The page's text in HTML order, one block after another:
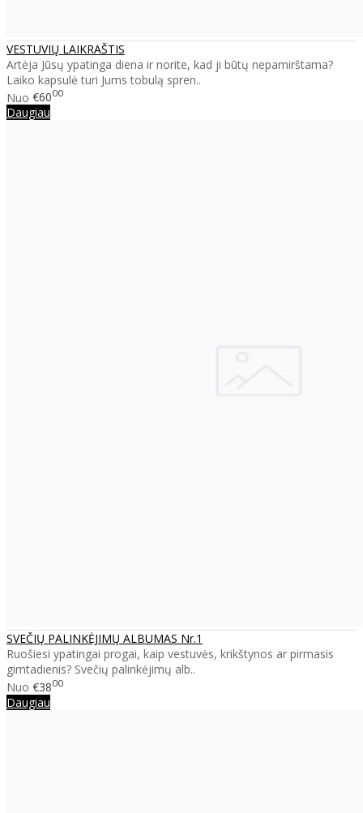
VESTUVIŲ LAIKRAŠTIS
Artėja Jūsų ypatinga diena ir norite, kad ji būtų nepamirštama?
Laiko kapsulė turi Jums tobulą spren..
Nuo €6000
Daugiau
SVEČIŲ PALINKĖJIMŲ ALBUMAS Nr.1
Ruošiesi ypatingai progai, kaip vestuvės, krikštynos ar pirmasis
gimtadienis? Svečių palinkėjimų alb..
Nuo €3800
Daugiau